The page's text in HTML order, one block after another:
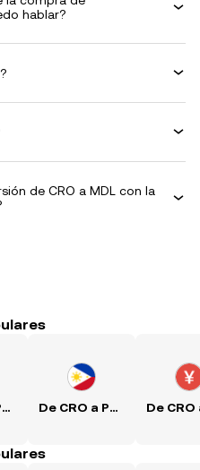
hablar?
de CRO a MDL con la
De CRO a PKR De CRO a PHP